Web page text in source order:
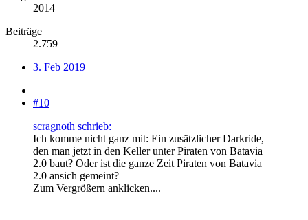
2014
Beiträge
2.759
3. Feb 2019
#10
scragnoth schrieb:
Ich komme nicht ganz mit: Ein zusätzlicher Darkride,
den man jetzt in den Keller unter Piraten von Batavia
2.0 baut? Oder ist die ganze Zeit Piraten von Batavia
2.0 ansich gemeint?
Zum Vergrößern anklicken....